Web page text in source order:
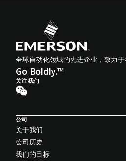
全球自动化领域的先进企业，致力于
Go Boldly.™
关注我们
公司
关于我们
公司历史
我们的目标